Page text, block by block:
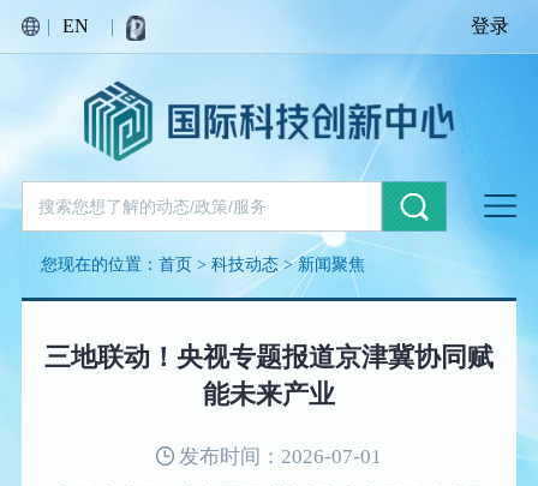
| EN | 登录
您现在的位置：首页 >科技动态>新闻聚焦
三地联动！央视专题报道京津冀协同赋
能未来产业
发布时间：2026-07-01